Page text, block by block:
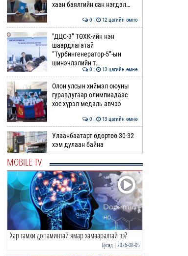
хаан баялгийн сан нэгдэл…
0 | 12 цагийн өмнө
"ДЦС-3” ТӨХК-ийн нэн
шаардлагатай
“Турбингенератор-5”-ын
шинэчлэлийн т…
0 | 13 цагийн өмнө
Олон улсын хиймэл оюуны
гуравдугаар олимпиадаас
хос хүрэл медаль авчээ
0 | 13 цагийн өмнө
Улаанбаатарт өдөртөө 30-32
хэм дулаан байна
ДОРНЫН ЗУРХАЙ | Морь,
нохой жилтнээ аливаа үйлийг
хийхэд эерэг сайн
0 | 14 цагийн өмнө
ӨГЛӨӨНИЙ МЭНД!
MOBILE TV
Хар тамхи допаминтай ямар хамааралтай вэ?
Бусад | 2026-08-05